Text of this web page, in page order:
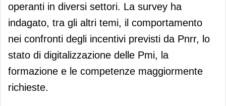
operanti in diversi settori. La survey ha
indagato, tra gli altri temi, il comportamento
nei confronti degli incentivi previsti da Pnrr, lo
stato di digitalizzazione delle Pmi, la
formazione e le competenze maggiormente
richieste.